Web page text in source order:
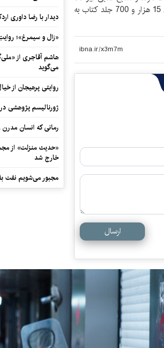
هزار و 400 جلد است. همچنین در شش ماهه نخست امسال 15 هزار و 700 جلد کتاب به
ارسال
دیدار با رضا داوری
«زال و سیمرغ»؛
هاشم آقاجری از
می‌گوید
روایتی پرهیجان از
ژورنالیسم پژوهشی
رمانی که انسان
«حدیث منزلت» از
خارج شد
مجبور می‌شویم نفت